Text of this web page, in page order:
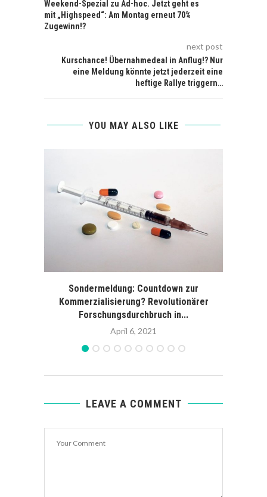
Weekend-Spezial zu Ad-hoc. Jetzt geht es
mit „Highspeed“: Am Montag erneut 70%
Zugewinn!?
next post
Kurschance! Übernahmedeal in Anflug!? Nur
eine Meldung könnte jetzt jederzeit eine
heftige Rallye triggern…
YOU MAY ALSO LIKE
Sondermeldung: Countdown zur
Kommerzialisierung? Revolutionärer
Forschungsdurchbruch in...
April 6, 2021
LEAVE A COMMENT